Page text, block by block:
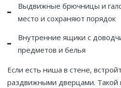
Выдвижные брючницы и
место и сохраняют порядок
Внутренние ящики с
предметов и белья
Если есть ниша в стене,
раздвижными дверцами. Такой